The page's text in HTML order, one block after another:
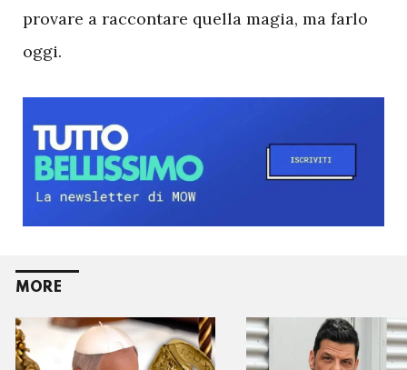
provare a raccontare quella magia, ma farlo
oggi.
MORE